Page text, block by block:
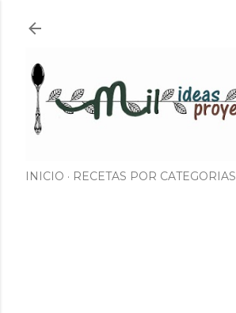
INICIO RECETAS POR CATEGORIAS